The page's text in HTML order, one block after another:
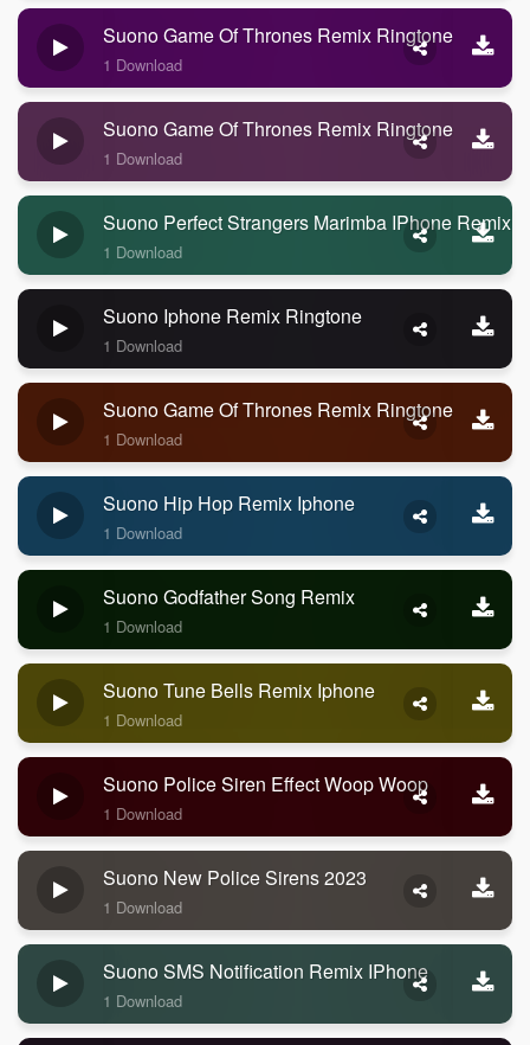
Suono Game Of Thrones Remix Ringtone
1 Download
Suono Game Of Thrones Remix Ringtone
1 Download
Suono Perfect Strangers Marimba IPhone Remix
1 Download
Suono Iphone Remix Ringtone
1 Download
Suono Game Of Thrones Remix Ringtone
1 Download
Suono Hip Hop Remix Iphone
1 Download
Suono Godfather Song Remix
1 Download
Suono Tune Bells Remix Iphone
1 Download
Suono Police Siren Effect Woop Woop
1 Download
Suono New Police Sirens 2023
1 Download
Suono SMS Notification Remix IPhone
1 Download